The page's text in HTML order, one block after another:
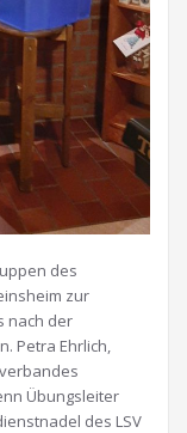
des
zur
nach der
Petra Ehrlich,
Übungsleiter
des LSV